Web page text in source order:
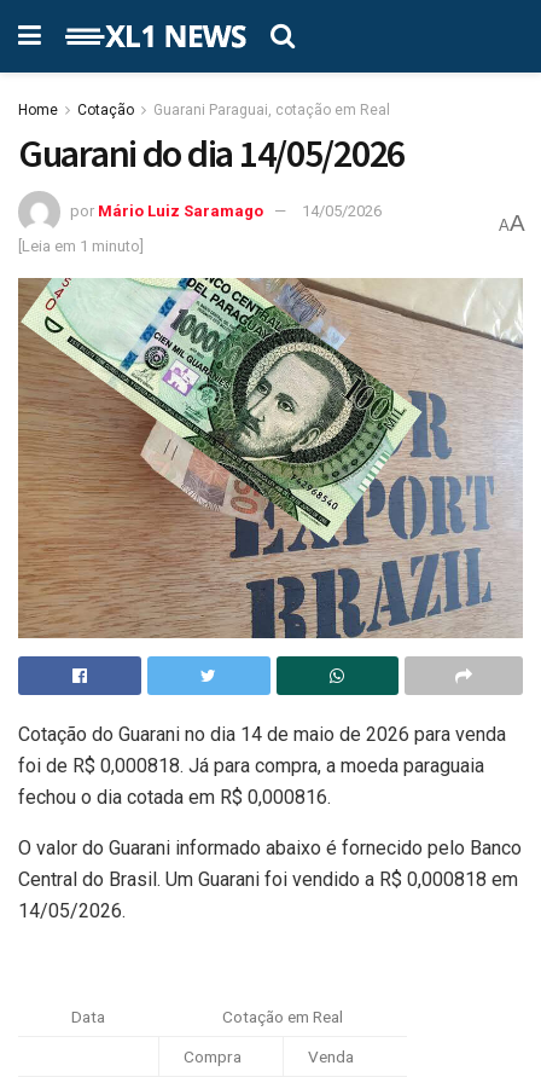
Home Cotação Guarani Paraguai, cotação em Real
Guarani do dia 14/05/2026
por Mário Luiz Saramago
14/05/2026
[Leia em 1 minuto]
AA
Cotação do Guarani no dia 14 de maio de 2026 para venda
foi de R$ 0,000818. Já para compra, a moeda paraguaia
fechou o dia cotada em R$ 0,000816.
O valor do Guarani informado abaixo é fornecido pelo Banco
Central do Brasil. Um Guarani foi vendido a R$ 0,000818 em
14/05/2026.
Data Cotação em Real
Compra Venda